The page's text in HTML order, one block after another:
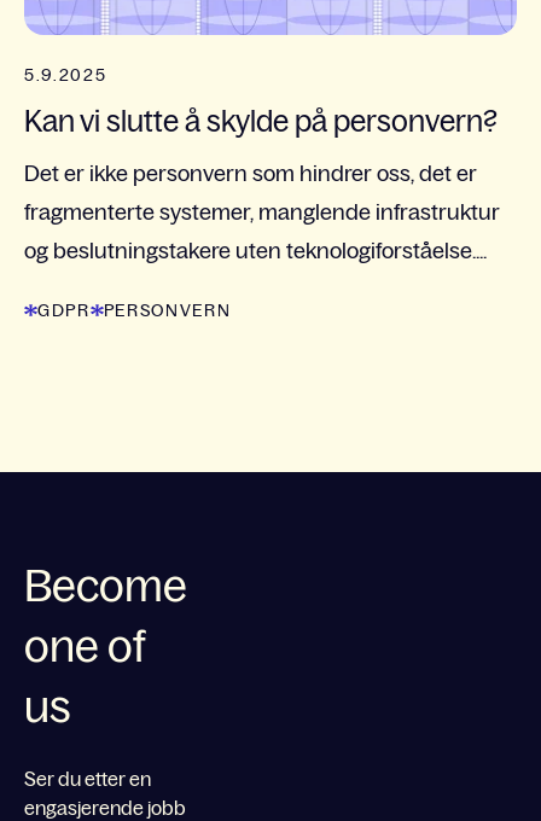
5.9.2025
Kan vi slutte å skylde på personvern?
Det er ikke personvern som hindrer oss, det er
fragmenterte systemer, manglende infrastruktur
og beslutningstakere uten teknologiforståelse....
GDPR PERSONVERN
Become
one of
us
Ser du etter en
engasjerende jobb